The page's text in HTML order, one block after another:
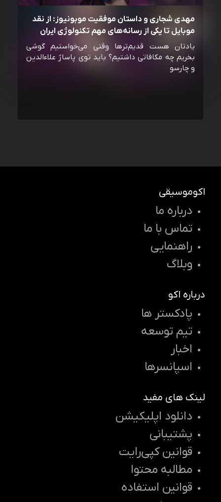
مهدی شجاری و داستان موفقیت موبونیوز: از نقد
موبایل تا یکی از رسانه‌‌های مهم تکنولوژی ایران
یادتان هست قدیم‌ترها وقتی می‌خواستیم گوشی
بخریم چه مکافاتی داشتیم؟ باید توی پاساژ علاءالدین
و چارسو
اکوموسیقی
درباره ما
تماس با ما
راهنمایی
وبلاگ
درباره اکو
پادکستر ها
تیم توسعه
اخبار
اسپانسرها
لینک های مفید
دانلود اپلیکیشن
پشتیبانی
قوانین کپی‌رایت
مطالبه محتوا
قوانین استفاده